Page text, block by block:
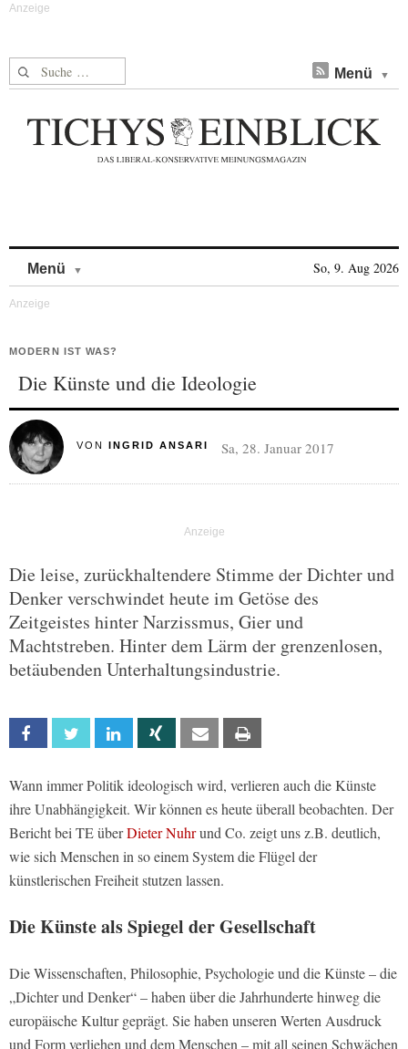
Suche nach: Menü
Menü So, 9. Aug 2026
MODERN IST WAS?
Die Künste und die Ideologie
VON INGRID ANSARI Sa, 28. Januar 2017
Die leise, zurückhaltendere Stimme der Dichter und
Denker verschwindet heute im Getöse des
Zeitgeistes hinter Narzissmus, Gier und
Machtstreben. Hinter dem Lärm der grenzenlosen,
betäubenden Unterhaltungsindustrie.
Facebook Twitter Linkedin Xing Email
Wann immer Politik ideologisch wird, verlieren auch die Künste
ihre Unabhängigkeit. Wir können es heute überall beobachten. Der
Bericht bei TE überDieter Nuhrund Co. zeigt uns z.B. deutlich,
wie sich Menschen in so einem System die Flügel der
künstlerischen Freiheit stutzen lassen.
Die Künste als Spiegel der Gesellschaft
Die Wissenschaften, Philosophie, Psychologie und die Künste – die
„Dichter und Denker“ – haben über die Jahrhunderte hinweg die
europäische Kultur geprägt. Sie haben unseren Werten Ausdruck
und Form verliehen und dem Menschen – mit all seinen Schwächen